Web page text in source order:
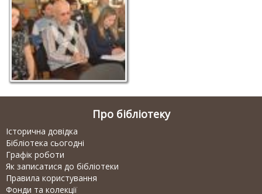
Про бібліотеку
Історична довідка
Бібліотека сьогодні
Графік роботи
Як записатися до бібліотеки
Правила користування
Фонди та колекції